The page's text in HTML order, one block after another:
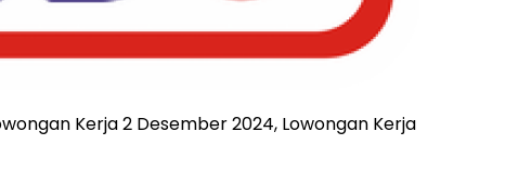
Kerja 2 Desember 2024, Lowongan Kerja